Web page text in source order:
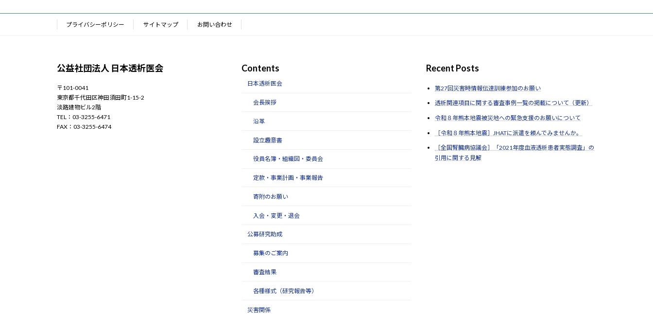
プライバシーポリシー サイトマップ お問い合わせ
公益社団法人 日本透析医会
〒101-0041
東京都千代田区神田須田町1-15-2
淡路建物ビル2階
TEL：03-3255-6471
FAX：03-3255-6474
Contents
日本透析医会
会長挨拶
沿革
設立趣意書
役員名簿・組織図・委員会
定款・事業計画・事業報告
寄附のお願い
入会・変更・退会
公募研究助成
募集のご案内
審査結果
各種様式（研究報告等）
災害関係
Recent Posts
第27回災害時情報伝達訓練参加のお願い
透析関連項目に関する審査事例一覧の掲載について（更新）
令和８年熊本地震被災地への緊急支援のお願いについて
［令和８年熊本地震］JHATに派遣を頼んでみませんか。
［全国腎臓病協議会］「2021年度血液透析患者実態調査」の
引用に関する見解